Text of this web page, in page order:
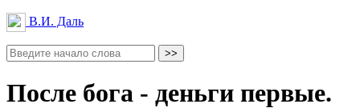
В.И. Даль
После бога - деньги первые.